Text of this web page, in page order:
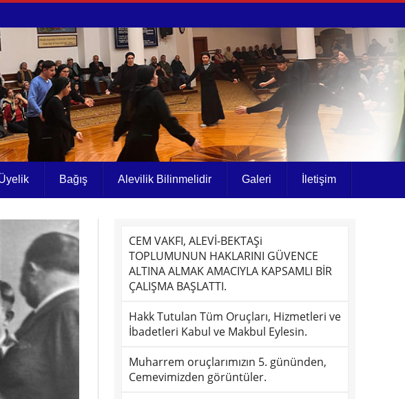
Bağış Alevilik Bilinmelidir Galeri İletişim
CEM VAKFI, ALEVİ-BEKTAŞi
TOPLUMUNUN HAKLARINI GÜVENCE
ALTINA ALMAK AMACIYLA KAPSAMLI BİR
ÇALIŞMA BAŞLATTI.
Hakk Tutulan Tüm Oruçları, Hizmetleri ve
İbadetleri Kabul ve Makbul Eylesin.
Muharrem oruçlarımızın 5. gününden,
Cemevimizden görüntüler.